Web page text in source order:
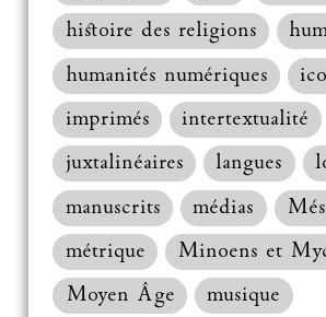
histoire des religions
humanités numériques
imprimés
intertextualité
juxtalinéaires
langues
manuscrits
médias
métrique
Minoens et
Moyen Âge
musique